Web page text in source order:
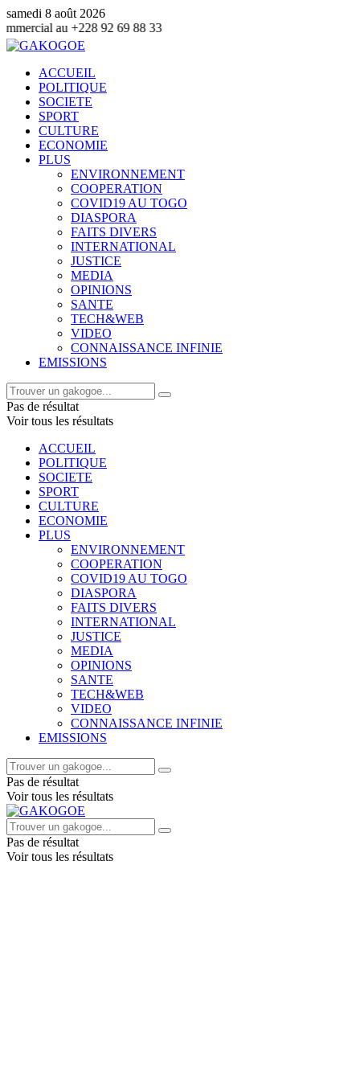
samedi 8 août 2026
+228 92 69 88 33
ACCUEIL
POLITIQUE
SOCIETE
SPORT
CULTURE
ECONOMIE
PLUS
ENVIRONNEMENT
COOPERATION
COVID19 AU TOGO
DIASPORA
FAITS DIVERS
INTERNATIONAL
JUSTICE
MEDIA
OPINIONS
SANTE
TECH&WEB
VIDEO
CONNAISSANCE INFINIE
EMISSIONS
Pas de résultat
Voir tous les résultats
ACCUEIL
POLITIQUE
SOCIETE
SPORT
CULTURE
ECONOMIE
PLUS
ENVIRONNEMENT
COOPERATION
COVID19 AU TOGO
DIASPORA
FAITS DIVERS
INTERNATIONAL
JUSTICE
MEDIA
OPINIONS
SANTE
TECH&WEB
VIDEO
CONNAISSANCE INFINIE
EMISSIONS
Pas de résultat
Voir tous les résultats
Pas de résultat
Voir tous les résultats